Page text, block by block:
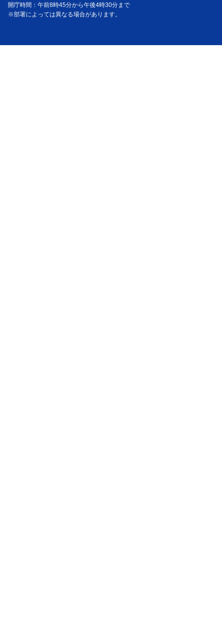
開庁時間：午前8時45分から午後4時30分まで
※部署によっては異なる場合があります。